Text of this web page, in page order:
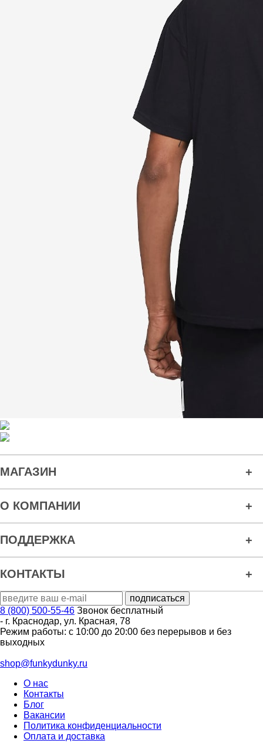
МАГАЗИН
О КОМПАНИИ
ПОДДЕРЖКА
КОНТАКТЫ
8 (800) 500-55-46 Звонок бесплатный
- г. Краснодар, ул. Красная, 78
Режим работы: с 10:00 до 20:00 без перерывов и без
выходных
shop@funkydunky.ru
О нас
Контакты
Блог
Вакансии
Политика конфиденциальности
Оплата и доставка